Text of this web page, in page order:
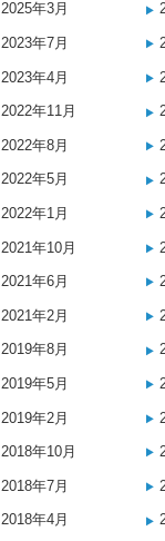
2025年3月
2023年7月
2023年4月
2022年11月
2022年8月
2022年5月
2022年1月
2021年10月
2021年6月
2021年2月
2019年8月
2019年5月
2019年2月
2018年10月
2018年7月
2018年4月